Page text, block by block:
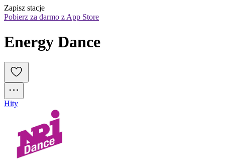
Zapisz stacje
Pobierz za darmo z App Store
Energy Dance
Hity